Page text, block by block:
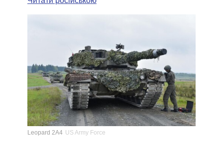
Leopard 2A4 US Army Force